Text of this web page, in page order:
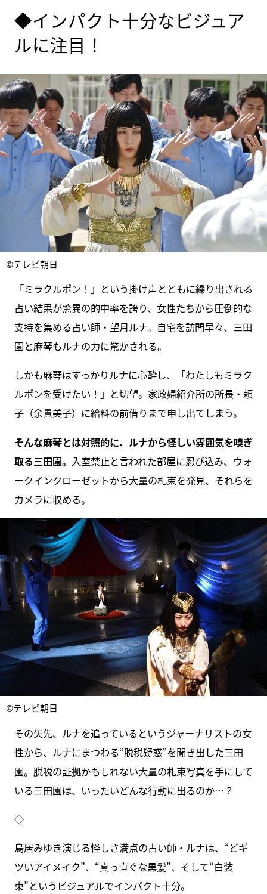
◆インパクト十分なビジュア
ルに注目！
©テレビ朝日
「ミラクルポン！」という掛け声とともに繰り出される
占い結果が驚異の的中率を誇り、女性たちから圧倒的な
支持を集める占い師・望月ルナ。自宅を訪問早々、三田
園と麻琴もルナの力に驚かされる。
しかも麻琴はすっかりルナに心酔し、「わたしもミラク
ルポンを受けたい！」と切望。家政婦紹介所の所長・頼
子（余貴美子）に給料の前借りまで申し出てしまう。
そんな麻琴とは対照的に、ルナから怪しい雰囲気を嗅ぎ
取る三田園。 入室禁止と言われた部屋に忍び込み、ウォ
ークインクローゼットから大量の札束を発見、それらを
カメラに収める。
©テレビ朝日
その矢先、ルナを追っているというジャーナリストの女
性から、ルナにまつわる“脱税疑惑”を聞き出した三田
園。脱税の証拠かもしれない大量の札束写真を手にして
いる三田園は、いったいどんな行動に出るのか…？
◇
鳥居みゆき演じる怪しさ満点の占い師・ルナは、“どギ
ツいアイメイク”、“真っ直ぐな黒髪”、そして“白装
束”というビジュアルでインパクト十分。